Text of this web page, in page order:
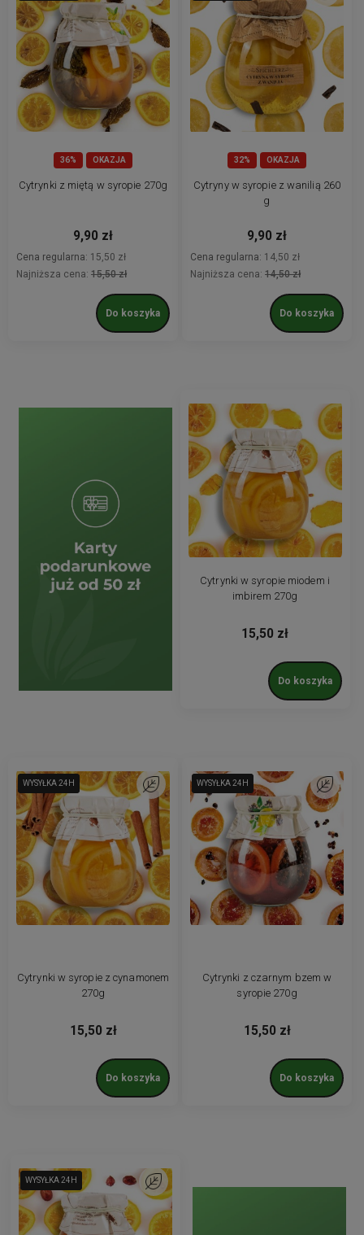
36% OKAZJA
Cytrynki z miętą w syropie 270g
9,90 zł
Cena regularna: 15,50 zł
Najniższa cena: 15,50 zł
Do koszyka
32% OKAZJA
Cytryny w syropie z wanilią 260
g
9,90 zł
Cena regularna: 14,50 zł
Najniższa cena: 14,50 zł
Do koszyka
Cytrynki w syropie miodem i
imbirem 270g
15,50 zł
Do koszyka
WYSYŁKA 24H
WYSYŁKA 24H
Cytrynki w syropie z cynamonem
270g
15,50 zł
Do koszyka
Do ulubionychWYSYŁKA 24H
WYSYŁKA 24H
Cytrynki z czarnym bzem w
syropie 270g
15,50 zł
Do koszyka
Do
WYSYŁKA 24H
WYSYŁKA 24H Do ulubionych